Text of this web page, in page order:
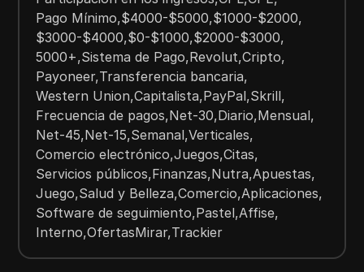
Pago Mínimo,$4000-$5000,$1000-$2000,
$3000-$4000,$0-$1000,$2000-$3000,
5000+,Sistema de Pago,Revolut,Cripto,
Payoneer,Transferencia bancaria,
Western Union,Capitalista,PayPal,Skrill,
Frecuencia de pagos,Net-30,Diario,Mensual,
Net-45,Net-15,Semanal,Verticales,
Comercio electrónico,Juegos,Citas,
Servicios públicos,Finanzas,Nutra,Apuestas,
Juego,Salud y Belleza,Comercio,Aplicaciones,
Software de seguimiento,Pastel,Affise,
Interno,OfertasMirar,Trackier